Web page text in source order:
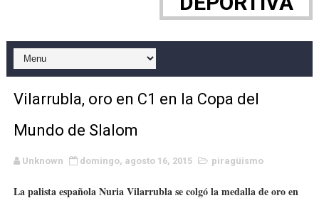
WWE NXT - Myles Borne y Tavion Heights ponen fin
Canadian Football League 2026 - Week 10
EFA y AFLE 2026 - Regular season
Vilarrubla, oro en C1 en la Copa del
Mundo de Slalom
Unknown domingo, agosto 16, 2015 piragüismo
La palista española Nuria Vilarrubla se colgó la medalla de oro en